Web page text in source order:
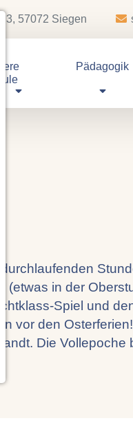
3, 57072 Siegen
Pädagogik
in der
Spiel und
vor den
Die